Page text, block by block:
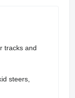
tracks and
steers,